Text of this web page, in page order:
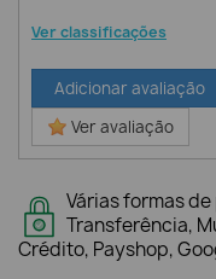
Ver classificações
Adicionar avaliação
Ver avaliação
Várias formas
Transferência,
Crédito, Payshop,